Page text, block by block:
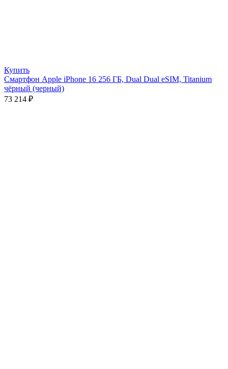
Купить
Смартфон Apple iPhone 16 256 ГБ, Dual Dual eSIM, Titanium
чёрный (черный)
73 214 ₽